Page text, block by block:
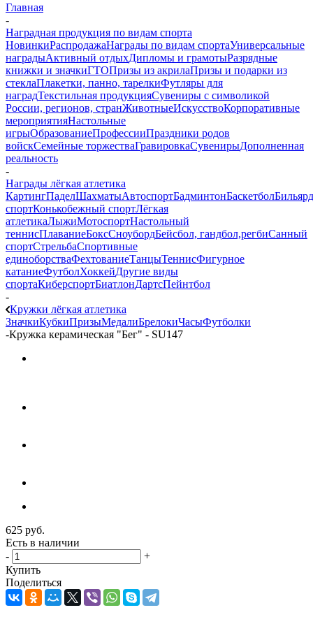
Главная
-
Наградная продукция по видам спорта
НовинкиРаспродажаНаграды по видам спортаУниверсальные
наградыАктивный отдыхДипломы и грамотыРазрядные
книжки и значкиГТОПризы из акрилаПризы и подарки из
стеклаПлакетки, панно, тарелкиФутляры для
наградТекстильная продукцияСувениры с символикой
России, регионов, странЖивотныеИскусствоКорпоративные
мероприятияНастольные
игрыОбразованиеПрофессииПраздники родов
войскСемейные торжестваГравировкаСувенирыДополненная
реальность
-
Награды лёгкая атлетика
КартингПаделШахматыАвтоспортБадминтонБаскетболБильярд
спортКонькобежный спортЛёгкая
атлетикаЛыжиМотоспортНастольный
теннисПлаваниеБоксСноубордБейсбол, гандбол,регбиСанный
спортСтрельбаСпортивные
единоборстваФехтованиеТанцыТеннисФигурное
катаниеФутболХоккейДругие виды
спортаКиберспортБиатлонДартсПейнтбол
-
Кружки лёгкая атлетика
ЗначкиКубкиПризыМедалиБрелокиЧасыФутболки
-Кружка керамическая "Бег" - SU147
625 руб.
Есть в наличии
-
+
Купить
Поделиться